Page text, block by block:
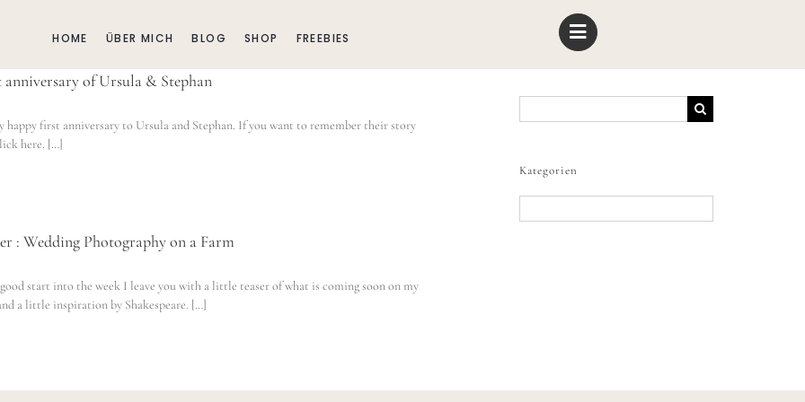
HOME ÜBER MICH BLOG SHOP FREEBIES
anniversary of Ursula & Stephan
happy first anniversary to Ursula and Stephan. If you want to remember their story
here. […]
: Wedding Photography on a Farm
start into the week I leave you with a little teaser of what is coming soon on my
a little inspiration by Shakespeare. […]
nach:
Kategorien